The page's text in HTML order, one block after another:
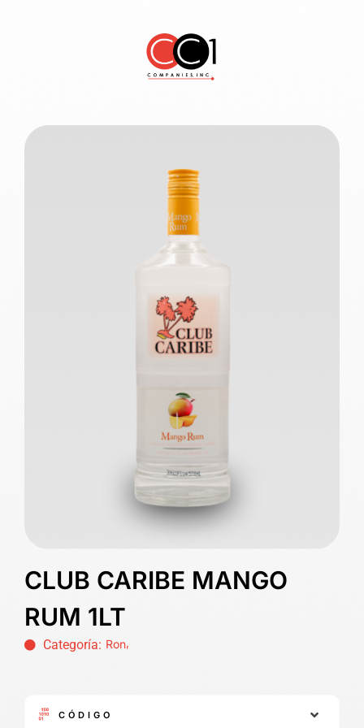
CLUB CARIBE MANGO
RUM 1LT
Categoría: Ron,
CÓDIGO